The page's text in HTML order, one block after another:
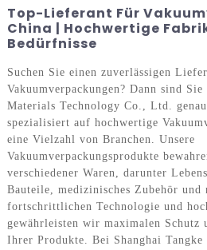
Top-Lieferant Für
China | Hochwertige
Bedürfnisse
Suchen Sie einen zuverlässigen
Vakuumverpackungen? Dann sind
Materials Technology Co., Ltd.
spezialisiert auf hochwertige
eine Vielzahl von Branchen. Unsere
Vakuumverpackungsprodukte
verschiedener Waren, darunter
Bauteile, medizinisches Zubehör und
fortschrittlichen Technologie und
gewährleisten wir maximalen Schutz
Ihrer Produkte. Bei Shanghai